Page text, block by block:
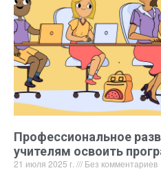
Профессиональное
учителям освоить
21 июля 2025 г. Без комментариев